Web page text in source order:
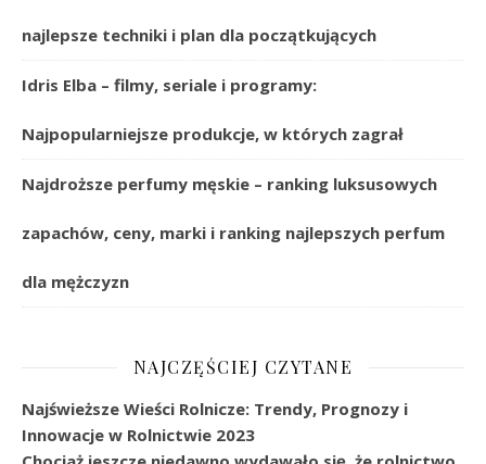
najlepsze techniki i plan dla początkujących
Idris Elba – filmy, seriale i programy:
Najpopularniejsze produkcje, w których zagrał
Najdroższe perfumy męskie – ranking luksusowych
zapachów, ceny, marki i ranking najlepszych perfum
dla mężczyzn
NAJCZĘŚCIEJ CZYTANE
Najświeższe Wieści Rolnicze: Trendy, Prognozy i
Innowacje w Rolnictwie 2023